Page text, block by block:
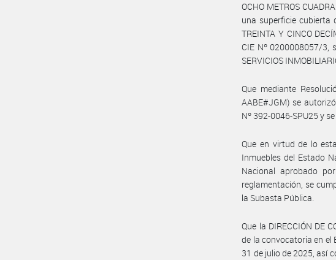
OCHO METROS
una superficie cubierta
TREINTA Y CINCO
CIE Nº 0200008057/3,
SERVICIOS
Que mediante
AABE#JGM) se
Nº 392-0046-SPU25 y
Que en virtud de lo
Inmuebles del Estado
Nacional aprobado
reglamentación, se
la Subasta Pública.
Que la DIRECCIÓN DE
de la convocatoria en el
31 de julio de 2025, así